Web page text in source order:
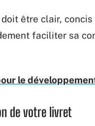
être clair,
faciliter sa
le
de votre livret